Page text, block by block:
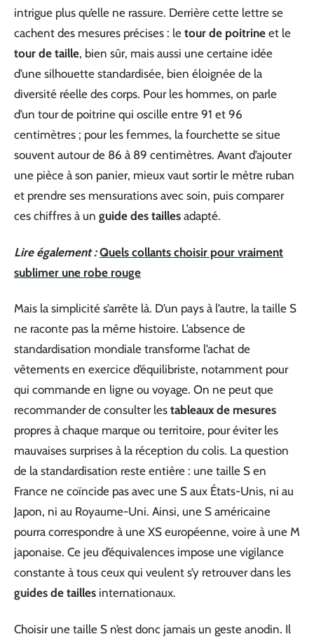
intrigue plus qu’elle ne rassure. Derrière cette lettre se
cachent des mesures précises : le tour de poitrine et le
tour de taille, bien sûr, mais aussi une certaine idée
d’une silhouette standardisée, bien éloignée de la
diversité réelle des corps. Pour les hommes, on parle
d’un tour de poitrine qui oscille entre 91 et 96
centimètres ; pour les femmes, la fourchette se situe
souvent autour de 86 à 89 centimètres. Avant d’ajouter
une pièce à son panier, mieux vaut sortir le mètre ruban
et prendre ses mensurations avec soin, puis comparer
ces chiffres à un guide des tailles adapté.
Lire également : Quels collants choisir pour vraiment
sublimer une robe rouge
Mais la simplicité s’arrête là. D’un pays à l’autre, la taille S
ne raconte pas la même histoire. L’absence de
standardisation mondiale transforme l’achat de
vêtements en exercice d’équilibriste, notamment pour
qui commande en ligne ou voyage. On ne peut que
recommander de consulter les tableaux de mesures
propres à chaque marque ou territoire, pour éviter les
mauvaises surprises à la réception du colis. La question
de la standardisation reste entière : une taille S en
France ne coïncide pas avec une S aux États-Unis, ni au
Japon, ni au Royaume-Uni. Ainsi, une S américaine
pourra correspondre à une XS européenne, voire à une M
japonaise. Ce jeu d’équivalences impose une vigilance
constante à tous ceux qui veulent s’y retrouver dans les
guides de tailles internationaux.
Choisir une taille S n’est donc jamais un geste anodin. Il